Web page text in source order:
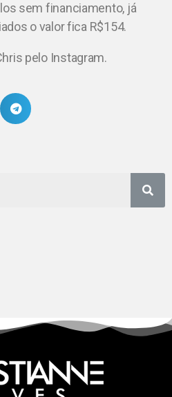
sem financiamento, já
o valor fica R$154.
pelo Instagram.